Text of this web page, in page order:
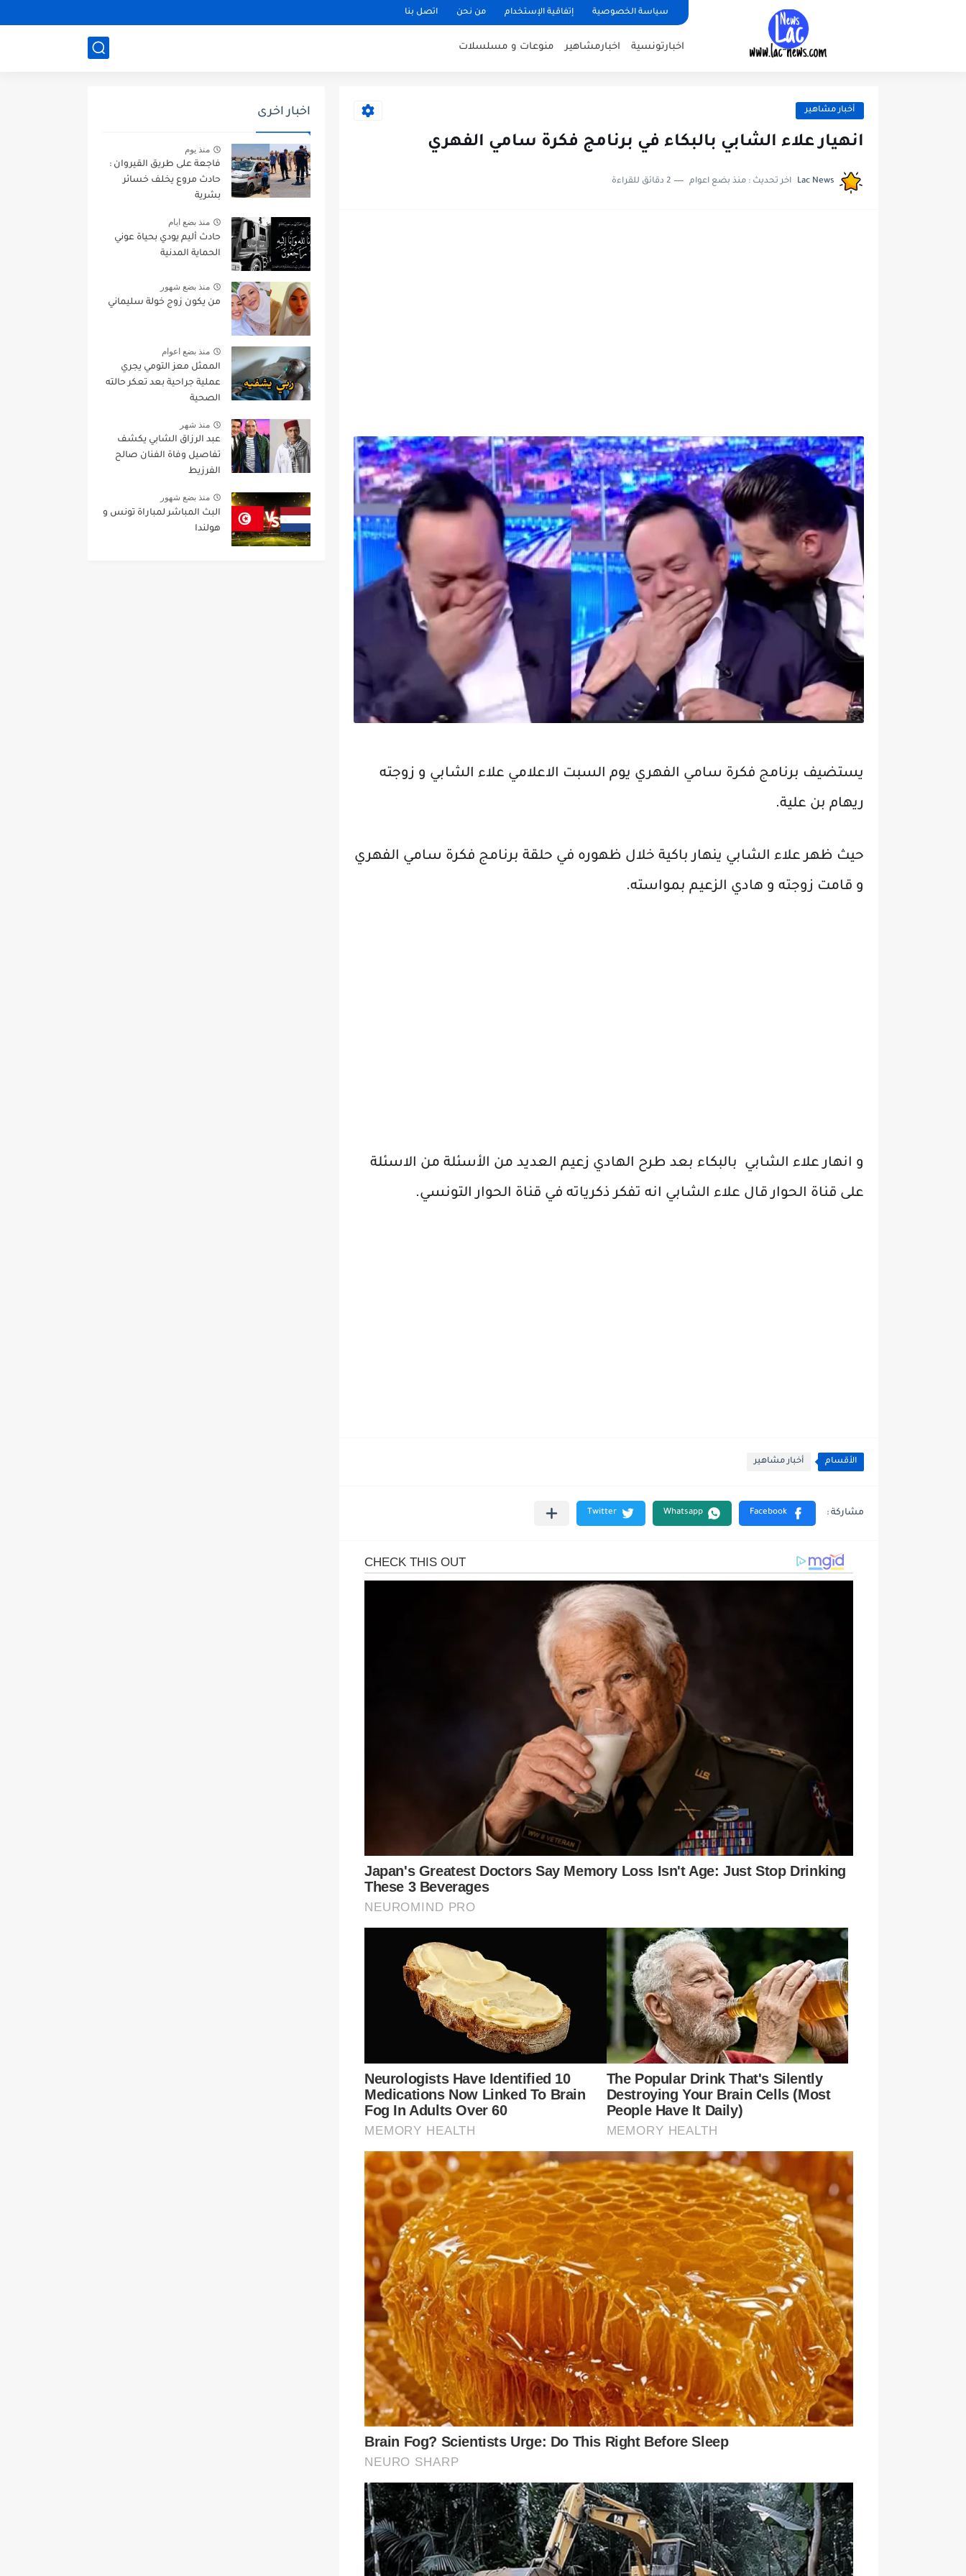
سياسة الخصوصية إتفاقية الإستخدام من نحن اتصل بنا
اخبارتونسية اخبارمشاهير منوعات و مسلسلات
أخبار مشاهير
انهيار علاء الشابي بالبكاء في برنامج فكرة سامي الفهري
Lac News اخر تحديث : منذ بضع اعوام 2 دقائق للقراءة
يستضيف برنامج فكرة سامي الفهري يوم السبت الاعلامي علاء الشابي و زوجته
ريهام بن علية.
حيث ظهر علاء الشابي ينهار باكية خلال ظهوره في حلقة برنامج فكرة سامي الفهري
و قامت زوجته و هادي الزعيم بمواسته.
و انهار علاء الشابي بالبكاء بعد طرح الهادي زعيم العديد من الأسئلة من الاسئلة
على قناة الحوار قال علاء الشابي انه تفكر ذكرياته في قناة الحوار التونسي.
الأقسام أخبار مشاهير
اخبار اخرى
منذ يوم
فاجعة على طريق القيروان :
حادث مروع يخلف خسائر
بشرية
منذ بضع ايام
حادث أليم يودي بحياة عوني
الحماية المدنية
منذ بضع شهور
من يكون زوج خولة سليماني
منذ بضع اعوام
الممثل معز التومي يجري
عملية جراحية بعد تعكر حالته
الصحية
منذ شهر
عبد الرزاق الشابي يكشف
تفاصيل وفاة الفنان صالح
الفرزيط
منذ بضع شهور
البث المباشر لمباراة تونس و
هولندا